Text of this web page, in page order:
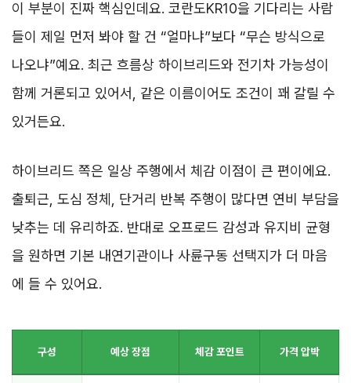
이 부분이 진짜 핵심인데요. 코란도KR10을 기다리는 사람
들이 제일 먼저 봐야 할 건 “얼마냐”보다 “무슨 방식으로
나오냐”예요. 최근 흐름상 하이브리드와 전기차 가능성이
함께 거론되고 있어서, 같은 이름이어도 조건이 꽤 갈릴 수
있거든요.
하이브리드 쪽은 일상 주행에서 체감 이점이 큰 편이에요.
출퇴근, 도심 정체, 단거리 반복 주행이 많다면 연비 부담을
낮추는 데 유리하죠. 반대로 오프로드 감성과 유지비 균형
을 원하면 기본 내연기관이나 사륜구동 선택지가 더 마음
에 들 수 있어요.
구성 예상 장점 체감 포인트 가격 압박